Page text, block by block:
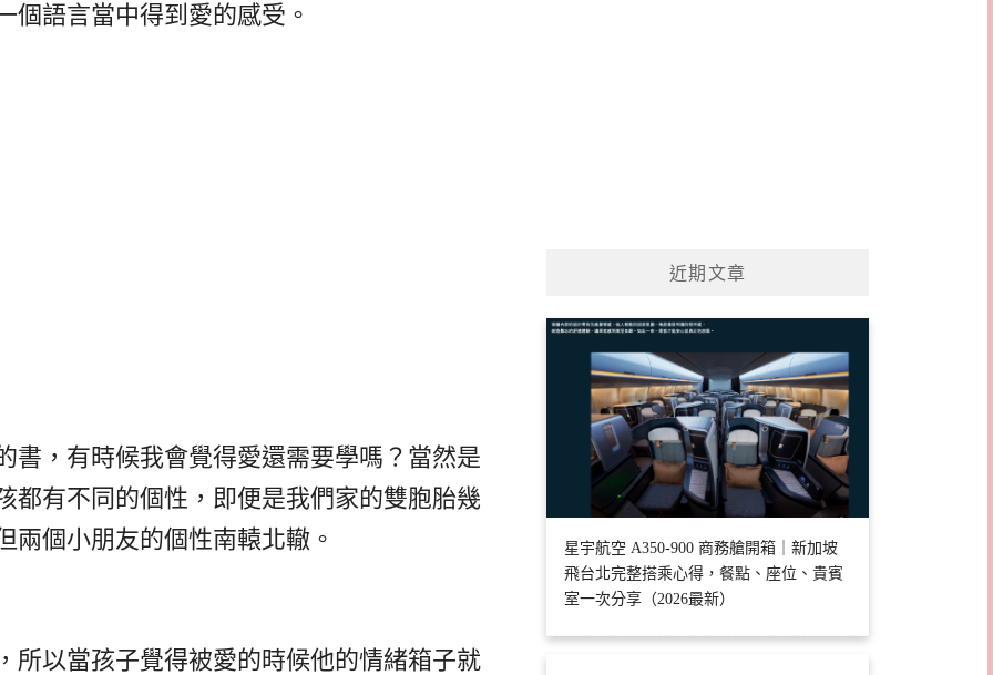
個語言當中得到愛的感受。
書，有時候我會覺得愛還需要學嗎？當然是
都有不同的個性，即便是我們家的雙胞胎幾
兩個小朋友的個性南轅北轍。
所以當孩子覺得被愛的時候他的情緒箱子就
近期文章
星宇航空 A350-900 商務艙開箱｜新加坡
飛台北完整搭乘心得，餐點、座位、貴賓
室一次分享（2026最新）